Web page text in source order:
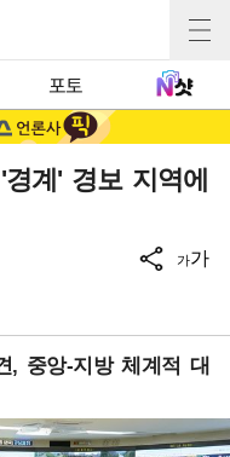
포토
계' 경보 지역에
가가
, 중앙-지방 체계적 대